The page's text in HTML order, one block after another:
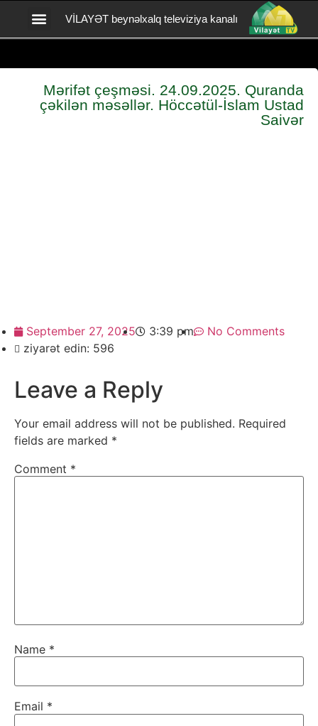
VİLAYƏT beynəlxalq televiziya kanalı
Mərifət çeşməsi. 24.09.2025. Quranda
çəkilən məsəllər. Höccətül-İslam Ustad
Saivər
September 27, 2025 3:39 pm
No Comments
ziyarət edin: 596
Leave a Reply
Your email address will not be published. Required
fields are marked *
Comment *
Name *
Email *